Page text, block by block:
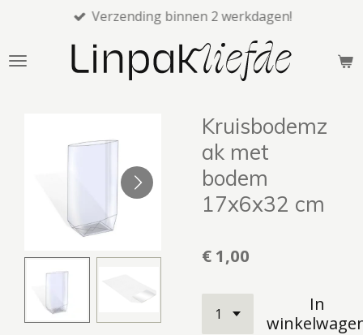
naar
Verzending binnen 2 werkdagen!
Kruisbodemz
ak met
bodem
17x6x32 cm
€ 1,00
In